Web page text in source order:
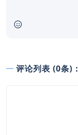
评论列表 (0条)：